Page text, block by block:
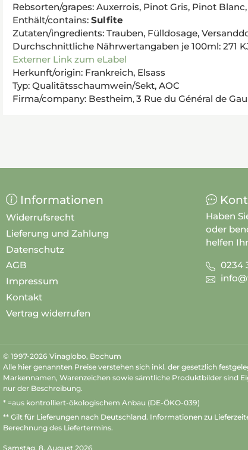
Rebsorten/grapes: Auxerrois, Pinot Gris, Pinot
Enthält/contains: Sulfite
Zutaten/ingredients: Trauben, Fülldosage,
Durchschnittliche Nährwertangaben je 100ml: 271
Externer Link zum eLabel
Herkunft/origin: Frankreich, Elsass
Typ: Qualitätsschaumwein/Sekt, AOC
Firma/company: Bestheim, 3 Rue du Général de
Informationen
Widerrufsrecht
Lieferung und Zahlung
Datenschutz
AGB
Impressum
Kontakt
Vertrag widerrufen
Haben
oder
helfen
0234
© 1997-2026 Vinaglobo, Bochum
Alle hier genannten Preise verstehen sich inkl. der gesetzlich
Markennamen, Warenzeichen sowie sämtliche Produktbilder sind
nur der Beschreibung.
* =aus kontrolliert-ökologischem Anbau (DE-ÖKO-039)
** Gilt für Lieferungen nach Deutschland. Informationen zu
Berechnung des Liefertermins.
Samstag, 8. August 2026